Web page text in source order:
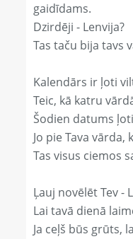
gaidīdams.
Dzirdēji - Lenvija?
Tas taču bija tavs
Kalendārs ir ļoti
Teic, kā katru
Šodien datums
Jo pie Tava vārda,
Tas visus ciemos
Ļauj novēlēt Tev -
Lai tavā dienā
Ja ceļš būs grūts,